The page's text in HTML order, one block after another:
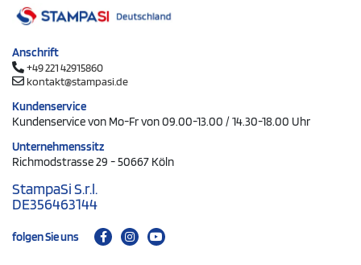
Anschrift
+49 221 42915860
kontakt@stampasi.de
Kundenservice
Kundenservice von Mo-Fr von 09.00-13.00 / 14.30-18.00 Uhr
Unternehmenssitz
Richmodstrasse 29 - 50667 Köln
StampaSi S.r.l.
DE356463144
folgen Sie uns